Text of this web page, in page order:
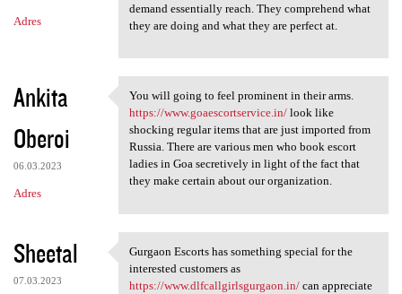
Adres
demand essentially reach. They comprehend what
they are doing and what they are perfect at.
Ankita
Oberoi
06.03.2023
Adres
You will going to feel
You will going to feel prominent in their arms.
https://www.goaescortservice.in/look like
shocking regular items that are just imported from
Russia. There are various men who book escort
ladies in Goa secretively in light of the fact that
they make certain about our organization.
Sheetal
07.03.2023
Gurgaon Escorts has something
Gurgaon Escorts has something special for the
interested customers as
https://www.dlfcallgirlsgurgaon.in/can appreciate